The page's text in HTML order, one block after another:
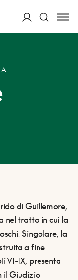
di Guillemore,
nel tratto in cui la
Singolare, la
a fine
VI-IX, presenta
il Giudizio